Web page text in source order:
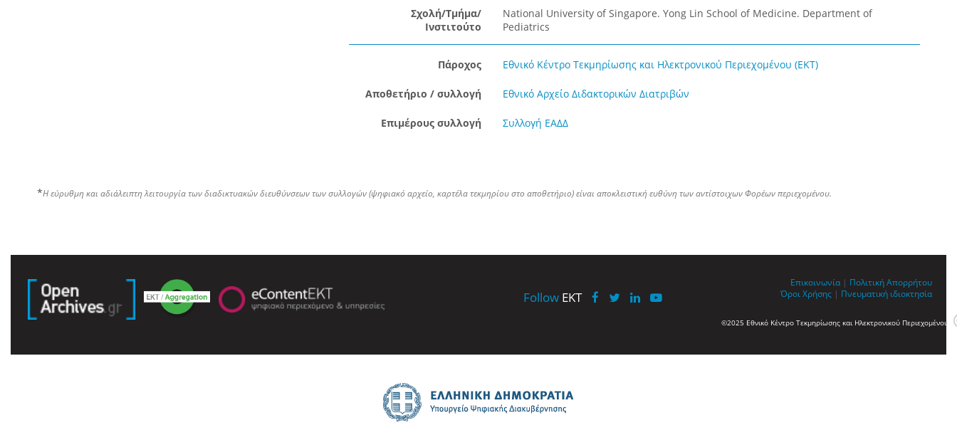
Σχολή/Τμήμα/
Ινστιτούτο
National University of Singapore. Yong Lin School of Medicine. Department of
Pediatrics
Πάροχος Εθνικό Κέντρο Τεκμηρίωσης και Ηλεκτρονικού Περιεχομένου (ΕΚΤ)
Αποθετήριο / συλλογή Εθνικό Αρχείο Διδακτορικών Διατριβών
Επιμέρους συλλογή Συλλογή ΕΑΔΔ
*Η εύρυθμη και αδιάλειπτη λειτουργία των διαδικτυακών διευθύνσεων των συλλογών (ψηφιακό αρχείο, καρτέλα τεκμηρίου στο αποθετήριο) είναι αποκλειστική ευθύνη των αντίστοιχων Φορέων περιεχομένου.
Follow EKT
Επικοινωνία | Πολιτική Απορρήτου
Όροι Χρήσης | Πνευματική ιδιοκτησία
©2025 Εθνικό Κέντρο Τεκμηρίωσης και Ηλεκτρονικού Περιεχομένου